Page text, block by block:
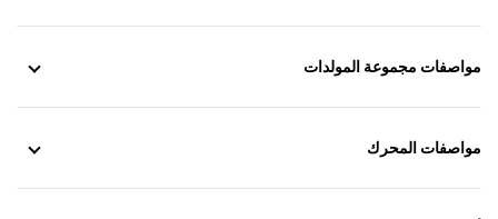
مواصفات مجموعة المولدات
مواصفات المحرك